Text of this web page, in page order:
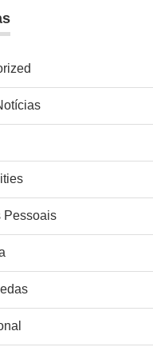
Pessoais